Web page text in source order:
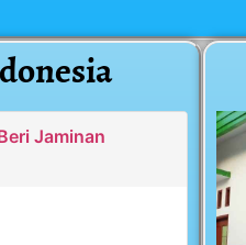
Jaminan